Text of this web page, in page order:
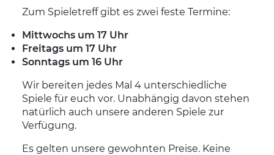
Zum Spieletreff gibt es zwei feste Termine:
Mittwochs um 17 Uhr
Freitags um 17 Uhr
Sonntags um 16 Uhr
Wir bereiten jedes Mal 4 unterschiedliche
Spiele für euch vor. Unabhängig davon stehen
natürlich auch unsere anderen Spiele zur
Verfügung.
Es gelten unsere gewohnten Preise. Keine